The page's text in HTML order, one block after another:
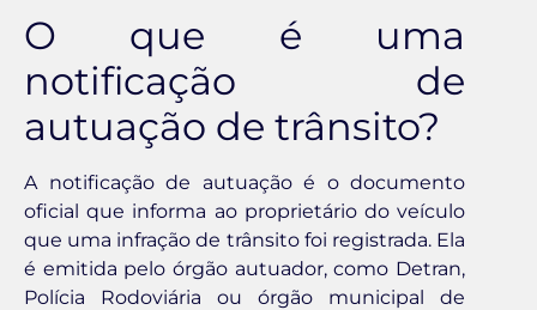
O que é uma
notificação de
autuação de trânsito?
A notificação de autuação é o documento
oficial que informa ao proprietário do veículo
que uma infração de trânsito foi registrada. Ela
é emitida pelo órgão autuador, como Detran,
Polícia Rodoviária ou órgão municipal de